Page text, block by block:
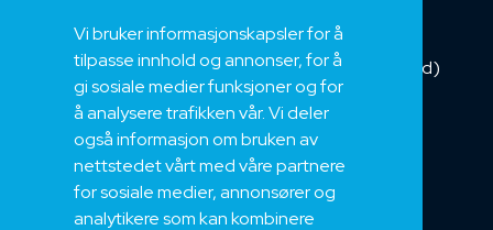
Vi bruker informasjonskapsler for å
tilpasse innhold og annonser, for å
gi sosiale medier funksjoner og for
å analysere trafikken vår. Vi deler
også informasjon om bruken av
nettstedet vårt med våre partnere
for sosiale medier, annonsører og
analytikere som kan kombinere
Installasjonskabel
Kombikabel (Hybrid)
DNV sertifisert
Tilbehør
Om oss